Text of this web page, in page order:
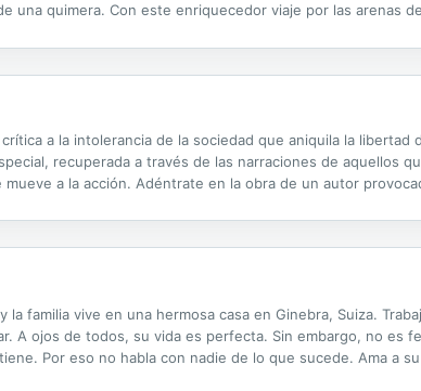
una quimera. Con este enriquecedor viaje por las arenas
a la intolerancia de la sociedad que aniquila la libertad
recuperada a través de las narraciones de aquellos
a la acción. Adéntrate en la obra de un autor
familia vive en una hermosa casa en Ginebra, Suiza.
A ojos de todos, su vida es perfecta. Sin embargo, no es
Por eso no habla con nadie de lo que sucede. Ama a